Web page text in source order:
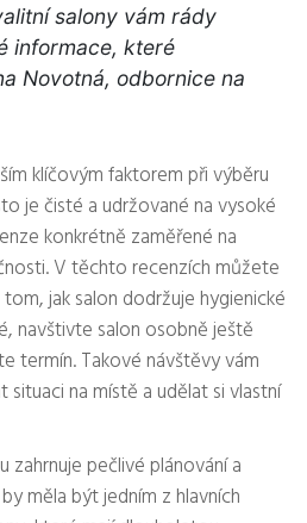
salony vám rády
informace, které
Novotná, odbornice na
klíčovým faktorem při výběru
je čisté a udržované na vysoké
konkrétně zaměřené na
V těchto recenzích můžete
jak salon dodržuje hygienické
navštivte salon osobně ještě
termín. Takové návštěvy vám
na místě a udělat si vlastní
zahrnuje pečlivé plánování a
měla být jedním z hlavních